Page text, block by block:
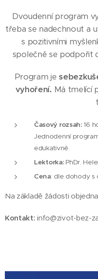
Dvoudenní program
třeba se nadechnout a
s pozitivními
společně se podpořit
Program je
vyhoření. Má tmelící
Časový rozsah:16
Jednodenní
edukativně.
Lektorka:PhDr.
Cena: dle dohody s
Na základě žádosti
Kontakt: info@zivot-bez-